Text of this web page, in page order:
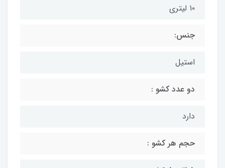
۱۰ لیتری
جنس:
استیل
دو عدد کشو :
دارد
حجم هر کشو :